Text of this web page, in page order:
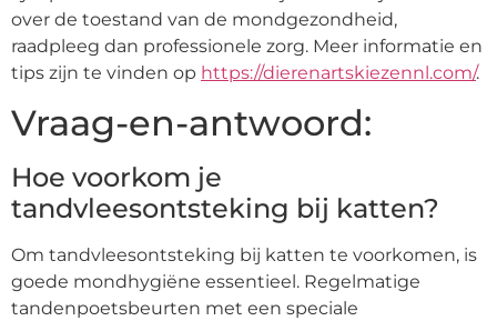
over de toestand van de mondgezondheid,
raadpleeg dan professionele zorg. Meer informatie en
tips zijn te vinden op https://dierenartskiezennl.com/.
Vraag-en-antwoord:
Hoe voorkom je
tandvleesontsteking bij katten?
Om tandvleesontsteking bij katten te voorkomen, is
goede mondhygiëne essentieel. Regelmatige
tandenpoetsbeurten met een speciale